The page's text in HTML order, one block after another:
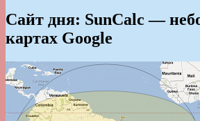
Сайт дня: SunCalc —
картах Google